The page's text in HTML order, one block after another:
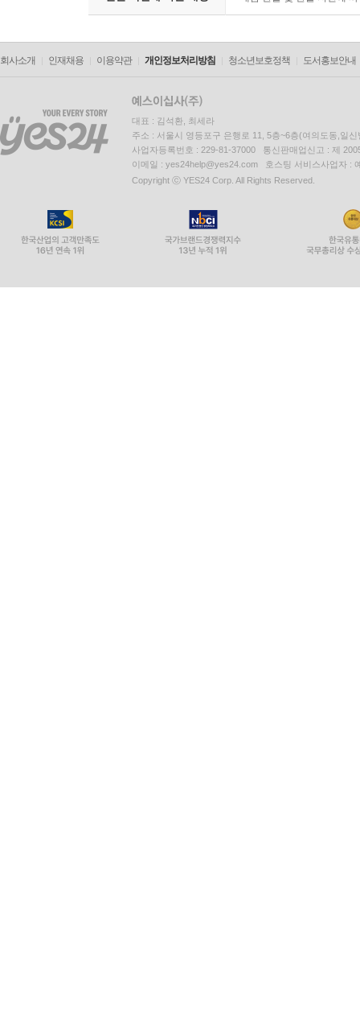
회사소개 인재채용 이용약관 개인정보처리방침 청소년보호정책 도서홍보안내
대표 : 김석환, 최세라
주소 : 서울시 영등포구 은행로 11, 5층~6층(여의도동,일신
사업자등록번호 : 229-81-37000 통신판매업신고 : 제
이메일 : yes24help@yes24.com 호스팅 서비스사업자 :
Copyright ⓒ YES24 Corp. All Rights Reserved.